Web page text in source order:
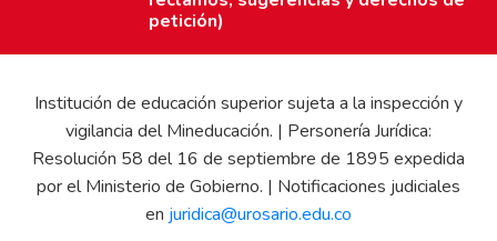
petición)
Institución de educación superior sujeta a la inspección y
vigilancia del Mineducación. | Personería Jurídica:
Resolución 58 del 16 de septiembre de 1895 expedida
por el Ministerio de Gobierno. | Notificaciones judiciales
en juridica@urosario.edu.co